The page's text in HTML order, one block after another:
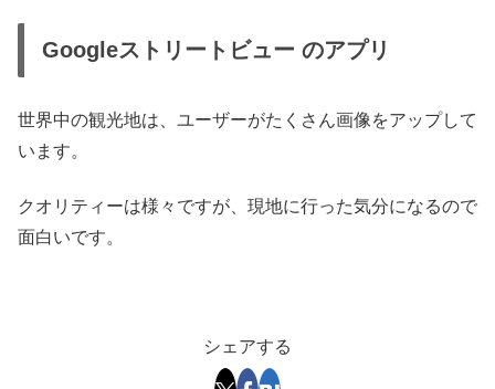
Googleストリートビュー のアプリ
世界中の観光地は、ユーザーがたくさん画像をアップして
います。
クオリティーは様々ですが、現地に行った気分になるので
面白いです。
シェアする